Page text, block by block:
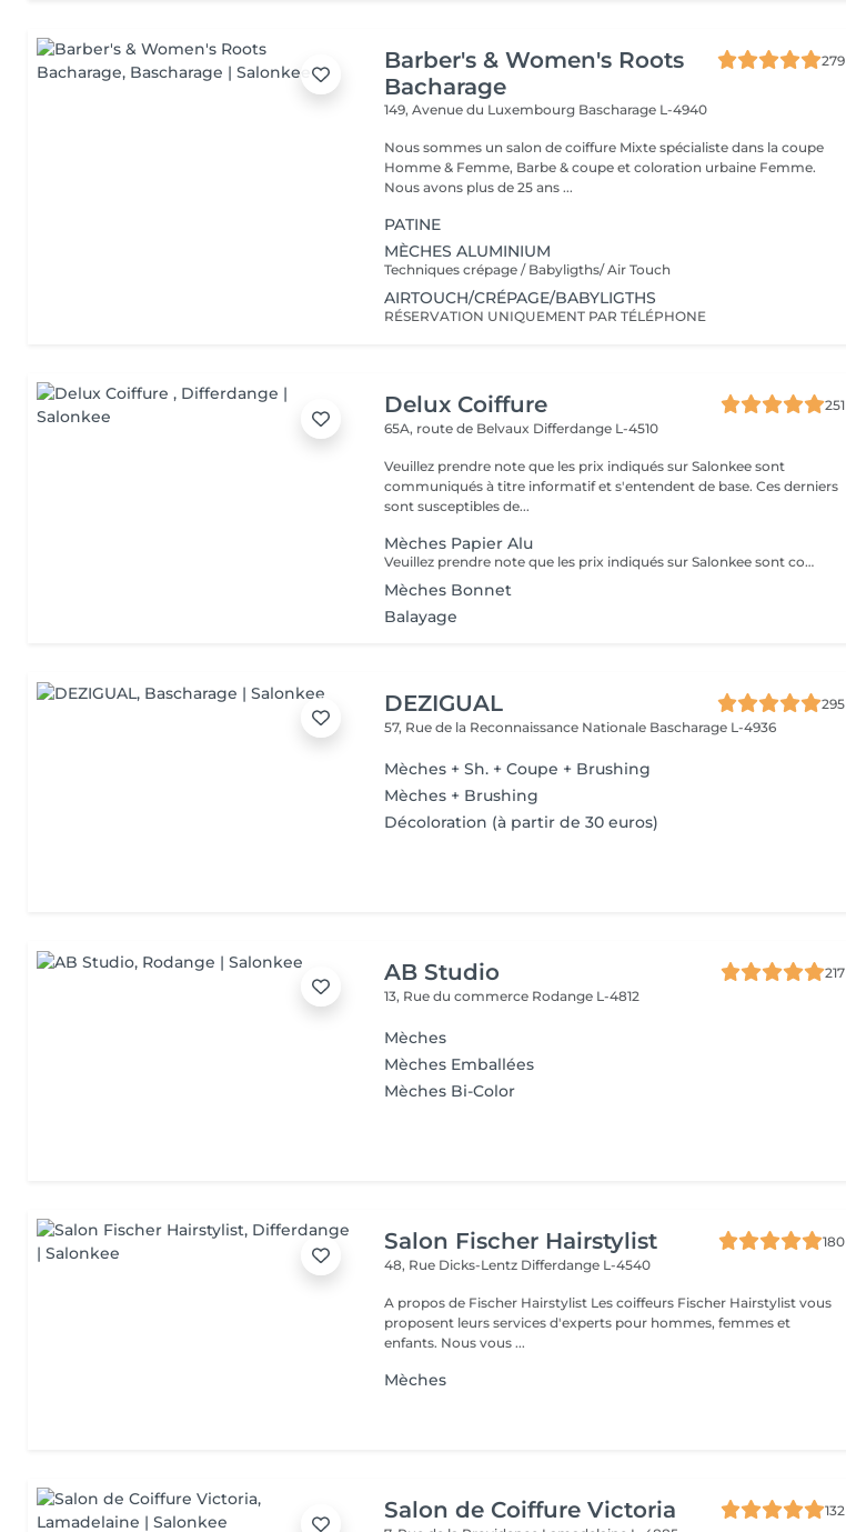
Barber's & Women's Roots
Bacharage
279
149, Avenue du Luxembourg Bascharage L-4940
Nous sommes un salon de coiffure Mixte spécialiste dans la coupe
Homme & Femme, Barbe & coupe et coloration urbaine Femme.
Nous avons plus de 25 ans ...
PATINE
MÈCHES ALUMINIUM
Techniques crépage / Babyligths/ Air Touch
AIRTOUCH/CRÉPAGE/BABYLIGTHS
RÉSERVATION UNIQUEMENT PAR TÉLÉPHONE
Delux Coiffure
251
65A, route de Belvaux Differdange L-4510
Veuillez prendre note que les prix indiqués sur Salonkee sont
communiqués à titre informatif et s'entendent de base. Ces derniers
sont susceptibles de...
Mèches Papier Alu
Veuillez prendre note que les prix indiqués sur Salonkee sont communiqués à titre informatif et s'entendent de base. Ces derniers sont susceptibles de varier selon le diagnostic réalisé à votre arrivée au salon et l'expertise du professionnel à qui vous confiez votre beauté. Dans tous les cas, un devis précis vous sera proposé et toutes réalisations de prestations seront effectuées avec votre accord. Un grand merci d'avance pour votre compréhension. Au plaisir de vous revoir très vite.
Mèches Bonnet
Balayage
DEZIGUAL
295
57, Rue de la Reconnaissance Nationale Bascharage L-4936
Mèches + Sh. + Coupe + Brushing
Mèches + Brushing
Décoloration (à partir de 30 euros)
AB Studio
217
13, Rue du commerce Rodange L-4812
Mèches
Mèches Emballées
Mèches Bi-Color
Salon Fischer Hairstylist
180
48, Rue Dicks-Lentz Differdange L-4540
A propos de Fischer Hairstylist Les coiffeurs Fischer Hairstylist vous
proposent leurs services d'experts pour hommes, femmes et
enfants. Nous vous ...
Mèches
Salon de Coiffure Victoria
132